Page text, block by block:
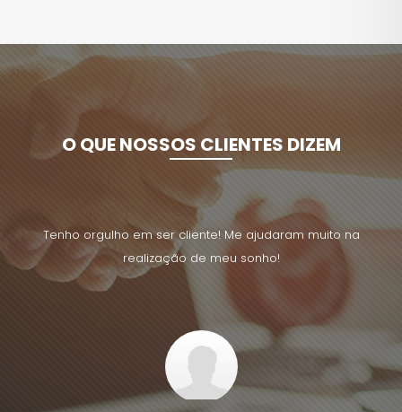
O QUE NOSSOS CLIENTES DIZEM
na Tenho orgulho em ser cliente! Me ajudaram muito na
realização de meu sonho!